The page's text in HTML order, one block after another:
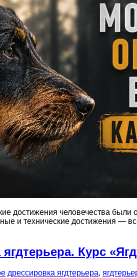
достижения человечества
и технические достижения —
Курс
дрессировка ягдтерьера,